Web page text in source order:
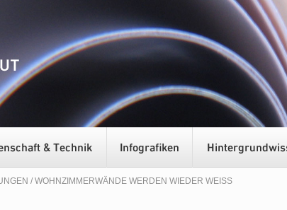
/ WOHNZIMMERWÄNDE WERDEN WIEDER WEISS